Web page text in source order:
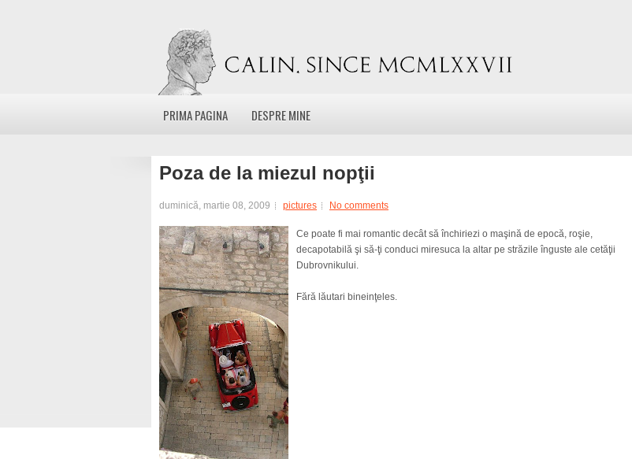
PRIMA PAGINA DESPRE MINE
Poza de la miezul nopţii
duminică, martie 08, 2009 pictures No comments
Ce poate fi mai romantic decât să închiriezi o maşină de epocă, roşie,
decapotabilă şi să-ţi conduci miresuca la altar pe străzile înguste ale cetăţii
Dubrovnikului.
Fără lăutari bineinţeles.